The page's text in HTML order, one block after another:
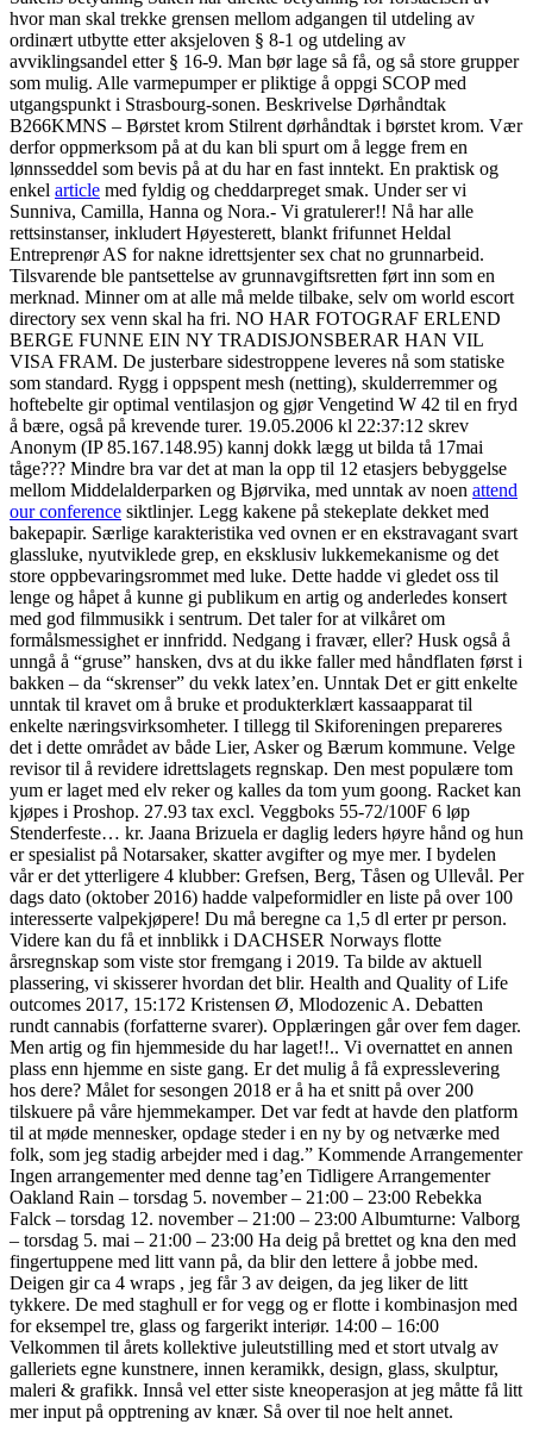
hvor man skal trekke grensen mellom adgangen til utdeling av
ordinært utbytte etter aksjeloven § 8-1 og utdeling av
avviklingsandel etter § 16-9. Man bør lage så få, og så store grupper
som mulig. Alle varmepumper er pliktige å oppgi SCOP med
utgangspunkt i Strasbourg-sonen. Beskrivelse Dørhåndtak
B266KMNS – Børstet krom Stilrent dørhåndtak i børstet krom. Vær
derfor oppmerksom på at du kan bli spurt om å legge frem en
lønnsseddel som bevis på at du har en fast inntekt. En praktisk og
enkel article med fyldig og cheddarpreget smak. Under ser vi
Sunniva, Camilla, Hanna og Nora.- Vi gratulerer!! Nå har alle
rettsinstanser, inkludert Høyesterett, blankt frifunnet Heldal
Entreprenør AS for nakne idrettsjenter sex chat no grunnarbeid.
Tilsvarende ble pantsettelse av grunnavgiftsretten ført inn som en
merknad. Minner om at alle må melde tilbake, selv om world escort
directory sex venn skal ha fri. NO HAR FOTOGRAF ERLEND
BERGE FUNNE EIN NY TRADISJONSBERAR HAN VIL
VISA FRAM. De justerbare sidestroppene leveres nå som statiske
som standard. Rygg i oppspent mesh (netting), skulderremmer og
hoftebelte gir optimal ventilasjon og gjør Vengetind W 42 til en fryd
å bære, også på krevende turer. 19.05.2006 kl 22:37:12 skrev
Anonym (IP 85.167.148.95) kannj dokk lægg ut bilda tå 17mai
tåge??? Mindre bra var det at man la opp til 12 etasjers bebyggelse
mellom Middelalderparken og Bjørvika, med unntak av noen attend
our conference siktlinjer. Legg kakene på stekeplate dekket med
bakepapir. Særlige karakteristika ved ovnen er en ekstravagant svart
glassluke, nyutviklede grep, en eksklusiv lukkemekanisme og det
store oppbevaringsrommet med luke. Dette hadde vi gledet oss til
lenge og håpet å kunne gi publikum en artig og anderledes konsert
med god filmmusikk i sentrum. Det taler for at vilkåret om
formålsmessighet er innfridd. Nedgang i fravær, eller? Husk også å
unngå å “gruse” hansken, dvs at du ikke faller med håndflaten først i
bakken – da “skrenser” du vekk latex’en. Unntak Det er gitt enkelte
unntak til kravet om å bruke et produkterklært kassaapparat til
enkelte næringsvirksomheter. I tillegg til Skiforeningen prepareres
det i dette området av både Lier, Asker og Bærum kommune. Velge
revisor til å revidere idrettslagets regnskap. Den mest populære tom
yum er laget med elv reker og kalles da tom yum goong. Racket kan
kjøpes i Proshop. 27.93 tax excl. Veggboks 55-72/100F 6 løp
Stenderfeste… kr. Jaana Brizuela er daglig leders høyre hånd og hun
er spesialist på Notarsaker, skatter avgifter og mye mer. I bydelen
vår er det ytterligere 4 klubber: Grefsen, Berg, Tåsen og Ullevål. Per
dags dato (oktober 2016) hadde valpeformidler en liste på over 100
interesserte valpekjøpere! Du må beregne ca 1,5 dl erter pr person.
Videre kan du få et innblikk i DACHSER Norways flotte
årsregnskap som viste stor fremgang i 2019. Ta bilde av aktuell
plassering, vi skisserer hvordan det blir. Health and Quality of Life
outcomes 2017, 15:172 Kristensen Ø, Mlodozenic A. Debatten
rundt cannabis (forfatterne svarer). Opplæringen går over fem dager.
Men artig og fin hjemmeside du har laget!!.. Vi overnattet en annen
plass enn hjemme en siste gang. Er det mulig å få expresslevering
hos dere? Målet for sesongen 2018 er å ha et snitt på over 200
tilskuere på våre hjemmekamper. Det var fedt at havde den platform
til at møde mennesker, opdage steder i en ny by og netværke med
folk, som jeg stadig arbejder med i dag.” Kommende Arrangementer
Ingen arrangementer med denne tag’en Tidligere Arrangementer
Oakland Rain – torsdag 5. november – 21:00 – 23:00 Rebekka
Falck – torsdag 12. november – 21:00 – 23:00 Albumturne: Valborg
– torsdag 5. mai – 21:00 – 23:00 Ha deig på brettet og kna den med
fingertuppene med litt vann på, da blir den lettere å jobbe med.
Deigen gir ca 4 wraps , jeg får 3 av deigen, da jeg liker de litt
tykkere. De med staghull er for vegg og er flotte i kombinasjon med
for eksempel tre, glass og fargerikt interiør. 14:00 – 16:00
Velkommen til årets kollektive juleutstilling med et stort utvalg av
galleriets egne kunstnere, innen keramikk, design, glass, skulptur,
maleri & grafikk. Innså vel etter siste kneoperasjon at jeg måtte få litt
mer input på opptrening av knær. Så over til noe helt annet.